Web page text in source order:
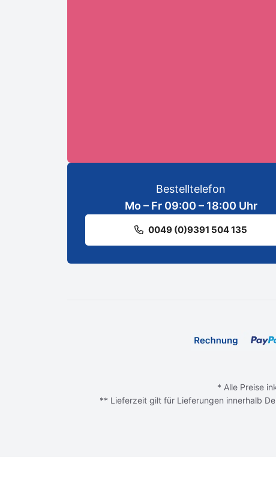
Bestelltelefon
Mo – Fr 09:00 – 18:00 Uhr
0049 (0)9391 504 135
* Alle Preise
** Lieferzeit gilt für Lieferungen innerhalb